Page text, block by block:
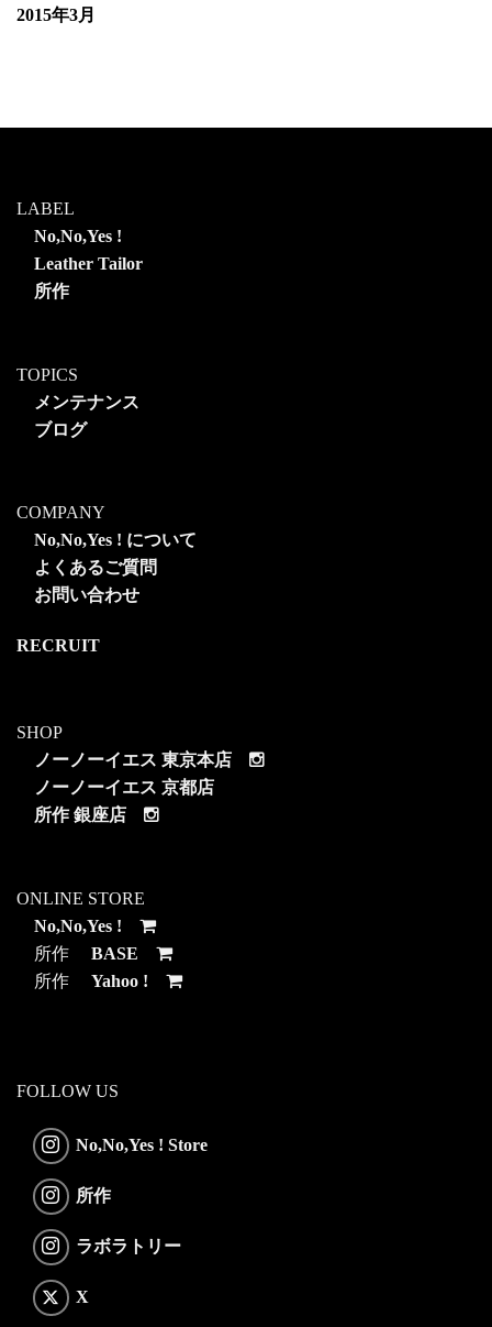
2015年3月
LABEL
No,No,Yes !
Leather Tailor
所作
TOPICS
メンテナンス
ブログ
COMPANY
No,No,Yes ! について
よくあるご質問
お問い合わせ
RECRUIT
SHOP
ノーノーイエス 東京本店
ノーノーイエス 京都店
所作 銀座店
ONLINE STORE
No,No,Yes !
所作 BASE
所作 Yahoo !
FOLLOW US
No,No,Yes ! Store
所作
ラボラトリー
X